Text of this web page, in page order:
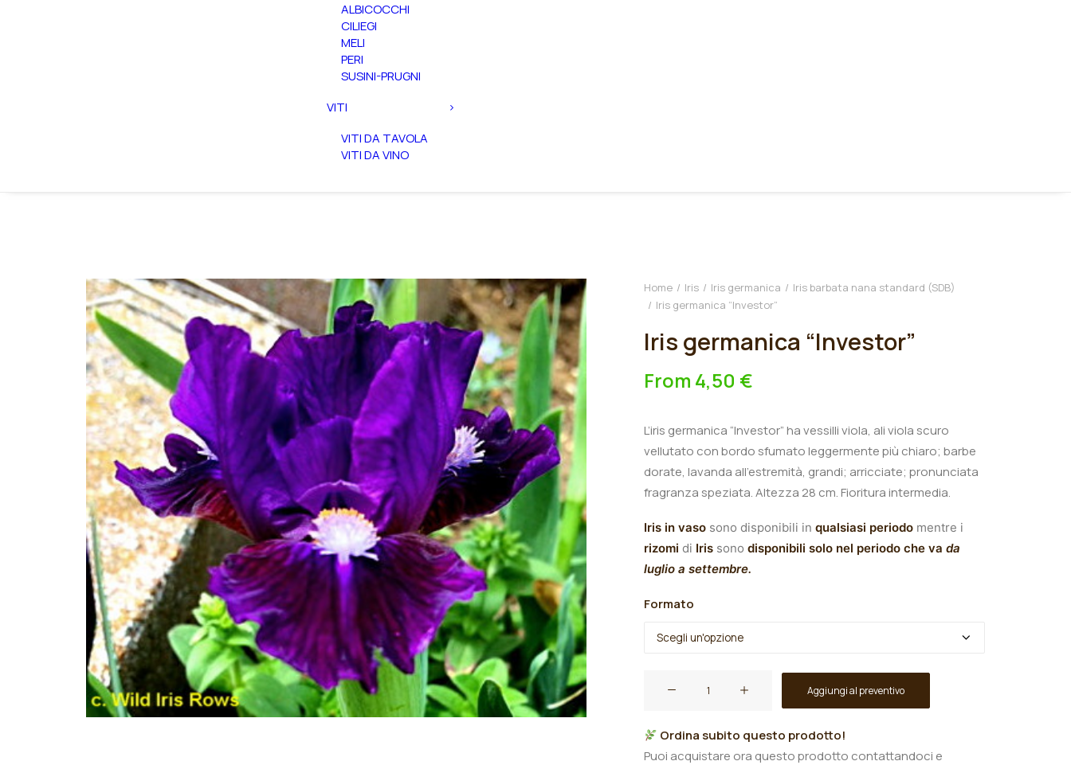
ALBICOCCHI
CILIEGI
MELI
PERI
SUSINI-PRUGNI
VITI
VITI DA TAVOLA
VITI DA VINO
Home Iris Iris germanica
Iris barbata nana standard (SDB)
Iris germanica “Investor”
Iris germanica “Investor”
From 4,50 €
L’iris germanica “Investor” ha vessilli viola, ali viola scuro
vellutato con bordo sfumato leggermente più chiaro; barbe
dorate, lavanda all’estremità, grandi; arricciate; pronunciata
fragranza speziata.Altezza 28 cm. Fioritura intermedia.
Iris in vaso sono disponibili in qualsiasi periodo mentre i
rizomi di Iris sono disponibili solo nel periodo che va da
luglio a settembre.
Formato
quantità
Aggiungi al preventivo
Ordina subito questo prodotto!
Puoi acquistare ora questo prodotto contattandoci e